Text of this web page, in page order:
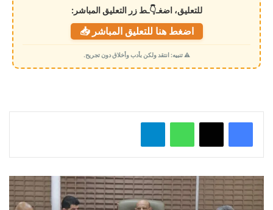
م
ي
للتعليق، اضغـ👇ـط زر التعليق المباشر:
اضغط هنا للتعليق المباشر 📥
⚠️ تنبيه: انتقد ولكن بأدب وأخلاق دون تجريح.
واتساب